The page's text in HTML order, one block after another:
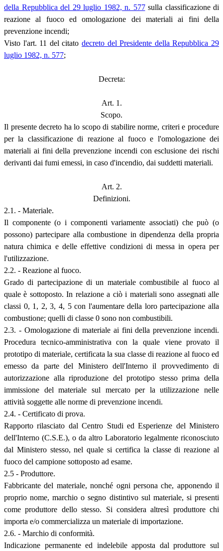
della Repubblica del 29 luglio 1982, n. 577sulla classificazione di
reazione al fuoco ed omologazione dei materiali ai fini della
prevenzione incendi;
Visto l'art. 11 del citato decreto del Presidente della Repubblica 29
luglio 1982, n. 577;
Decreta:
Art. 1.
Scopo.
Il presente decreto ha lo scopo di stabilire norme, criteri e procedure
per la classificazione di reazione al fuoco e l'omologazione dei
materiali ai fini della prevenzione incendi con esclusione dei rischi
derivanti dai fumi emessi, in caso d'incendio, dai suddetti materiali.
Art. 2.
Definizioni.
2.1. - Materiale.
Il componente (o i componenti variamente associati) che può (o
possono) partecipare alla combustione in dipendenza della propria
natura chimica e delle effettive condizioni di messa in opera per
l'utilizzazione.
2.2. - Reazione al fuoco.
Grado di partecipazione di un materiale combustibile al fuoco al
quale è sottoposto. In relazione a ciò i materiali sono assegnati alle
classi 0, 1, 2, 3, 4, 5 con l'aumentare della loro partecipazione alla
combustione; quelli di classe 0 sono non combustibili.
2.3. - Omologazione di materiale ai fini della prevenzione incendi.
Procedura tecnico-amministrativa con la quale viene provato il
prototipo di materiale, certificata la sua classe di reazione al fuoco ed
emesso da parte del Ministero dell'Interno il provvedimento di
autorizzazione alla riproduzione del prototipo stesso prima della
immissione del materiale sul mercato per la utilizzazione nelle
attività soggette alle norme di prevenzione incendi.
2.4. - Certificato di prova.
Rapporto rilasciato dal Centro Studi ed Esperienze del Ministero
dell'Interno (C.S.E.), o da altro Laboratorio legalmente riconosciuto
dal Ministero stesso, nel quale si certifica la classe di reazione al
fuoco del campione sottoposto ad esame.
2.5 - Produttore.
Fabbricante del materiale, nonché ogni persona che, apponendo il
proprio nome, marchio o segno distintivo sul materiale, si presenti
come produttore dello stesso. Si considera altresì produttore chi
importa e/o commercializza un materiale di importazione.
2.6. - Marchio di conformità.
Indicazione permanente ed indelebile apposta dal produttore sul